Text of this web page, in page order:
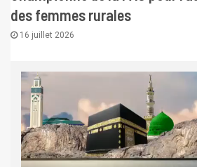
des femmes rurales
16 juillet 2026